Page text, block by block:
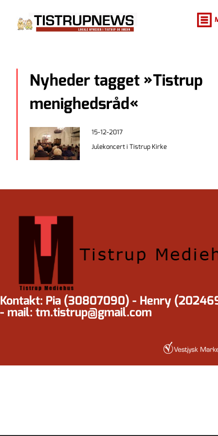
Nyheder tagget »Tistrup
menighedsråd«
15-12-2017
Julekoncert i Tistrup Kirke
Kontakt: Pia (30807090) - Henry
- mail: tm.tistrup@gmail.com